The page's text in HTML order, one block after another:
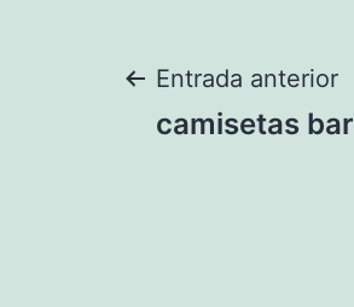
Entrada anterior
camisetas